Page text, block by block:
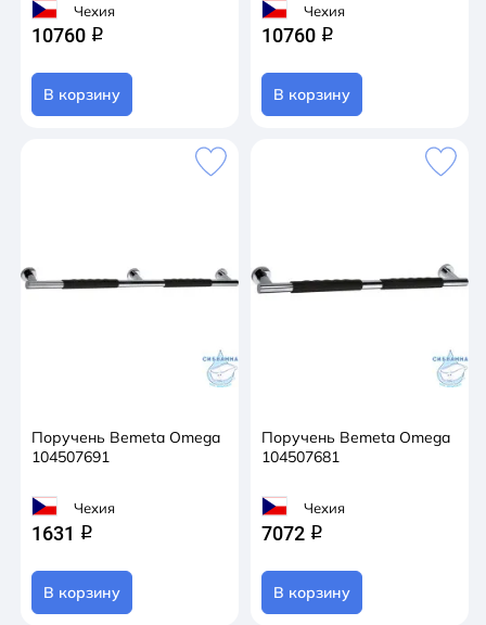
Чехия
10760 q
В корзину
Чехия
10760 q
В корзину
Поручень Bemeta Omega
104507691
Чехия
1631 q
В корзину
Поручень Bemeta Omega
104507681
Чехия
7072 q
В корзину